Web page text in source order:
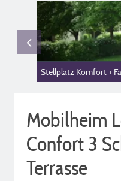
Mobilheim
Confort 3
Terrasse